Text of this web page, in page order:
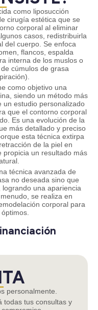
como liposucción
cirugía estética que se
corporal al eliminar
casos, redistribuirla
del cuerpo. Se enfoca
flancos, espalda
interna de los muslos o
cúmulos de grasa
como objetivo una
siendo un método más
un estudio personalizado
que el contorno corporal
Es una evolución de la
más detallado y preciso
esta técnica extirpa
de la piel en
propicia un resultado más
técnica avanzada de
no deseada sino que
una apariencia
se realiza en
corporal para
personalmente.
todas tus consultas y